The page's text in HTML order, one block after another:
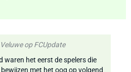
op FCUpdate
waren het eerst de spelers die
met het oog op volgend